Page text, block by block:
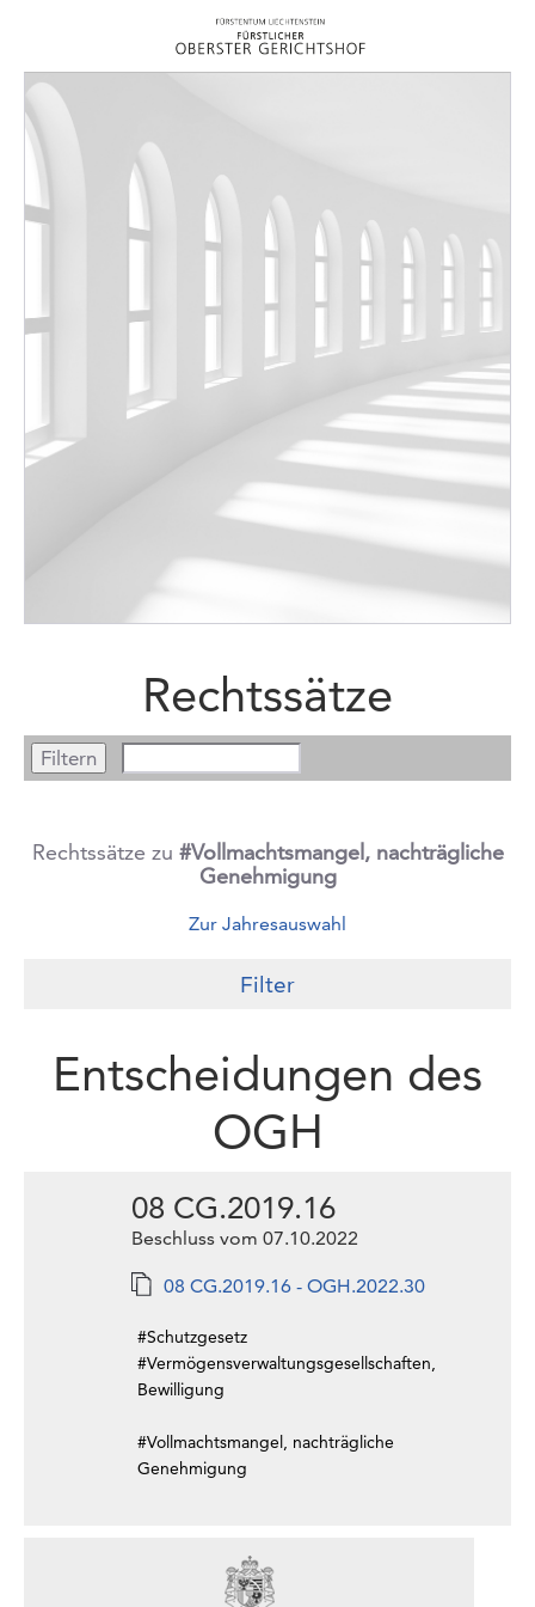
Rechtssätze
Rechtssätze zu #Vollmachtsmangel, nachträgliche
Genehmigung
Zur Jahresauswahl
Filter
Entscheidungen des
OGH
08 CG.2019.16
Beschluss vom 07.10.2022
08 CG.2019.16 - OGH.2022.30
#Schutzgesetz
#Vermögensverwaltungsgesellschaften,
Bewilligung
#Vollmachtsmangel, nachträgliche
Genehmigung